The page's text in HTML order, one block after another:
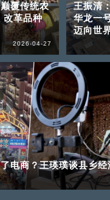
覆传统农
改革品种
2026-04-27
王振清
华龙一
迈向世
电商？王瑛璞谈县乡经